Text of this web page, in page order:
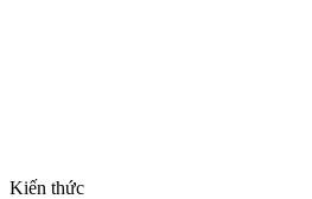
Kiến thức